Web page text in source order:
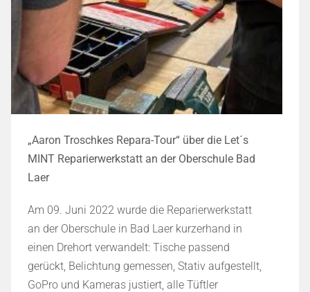
„Aaron Troschkes Repara-Tour“ über die Let´s
MINT Reparierwerkstatt an der Oberschule Bad
Laer
Am 09. Juni 2022 wurde die Reparierwerkstatt
an der Oberschule in Bad Laer kurzerhand in
einen Drehort verwandelt: Tische passend
gerückt, Belichtung gemessen, Stativ aufgestellt,
GoPro und Kameras justiert, alle Tüftler